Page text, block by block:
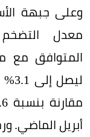
وعلى جبهة
معدل
المتوافق مع
أبريل الماضي.